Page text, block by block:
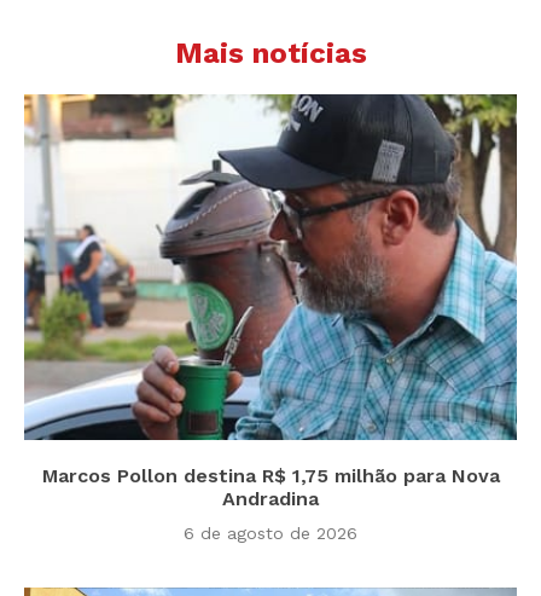
Mais notícias
Marcos Pollon destina R$ 1,75 milhão para Nova
Andradina
6 de agosto de 2026